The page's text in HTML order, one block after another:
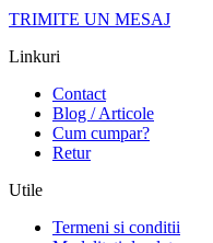
TRIMITE UN MESAJ
Linkuri
Contact
Blog / Articole
Cum cumpar?
Retur
Utile
Termeni si conditii